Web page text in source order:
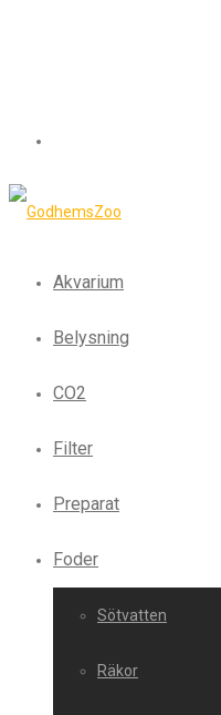
Akvarium
Belysning
CO2
Filter
Preparat
Foder
Sötvatten
Räkor